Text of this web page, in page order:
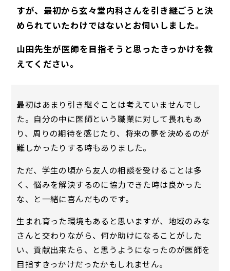
すが、最初から玄々堂内科さんを引き継ごうと決
められていたわけではないとお伺いしました。
山田先生が医師を目指そうと思ったきっかけを教
えてください。
最初はあまり引き継ぐことは考えていませんでし
た。自分の中に医師という職業に対して畏れもあ
り、周りの期待を感じたり、将来の夢を決めるのが
難しかったりする時もありました。
ただ、学生の頃から友人の相談を受けることは多
く、悩みを解決するのに協力できた時は良かった
な、と一緒に喜んだものです。
生まれ育った環境もあると思いますが、地域のみな
さんと交わりながら、何か助けになることがした
い、貢献出来たら、と思うようになったのが医師を
目指すきっかけだったかもしれません。